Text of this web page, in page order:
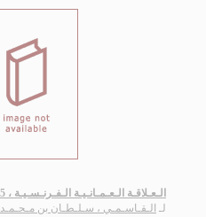
الـعـلاقـة الـعـمـانـيـة الـفـرنـسـيـة ، 1715-1905
لـ الـقـاسـمـي ، سـلـطـان بن مـحـمـد